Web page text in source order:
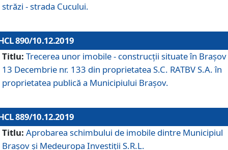
străzi - strada Cucului.
890/10.12.2019
Titlu: Trecerea unor imobile - construcții situate în Brașov
13 Decembrie nr. 133 din proprietatea S.C. RATBV S.A. în
proprietatea publică a Municipiului Brașov.
889/10.12.2019
Titlu: Aprobarea schimbului de imobile dintre Municipiul
Brașov și Medeuropa Investiții S.R.L.